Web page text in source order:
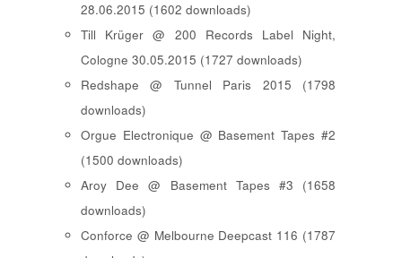
28.06.2015 (1602 downloads)
Till Krüger @ 200 Records Label Night,
Cologne 30.05.2015 (1727 downloads)
Redshape @ Tunnel Paris 2015 (1798
downloads)
Orgue Electronique @ Basement Tapes #2
(1500 downloads)
Aroy Dee @ Basement Tapes #3 (1658
downloads)
Conforce @ Melbourne Deepcast 116 (1787